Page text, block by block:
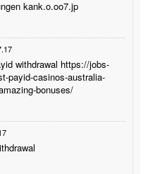
kank.o.oo7.jp
withdrawal https://jobs-
payid-casinos-australia-
bonuses/